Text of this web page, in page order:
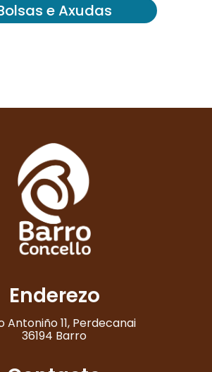
e Axudas
Enderezo
Antoniño 11, Perdecanai
36194 Barro